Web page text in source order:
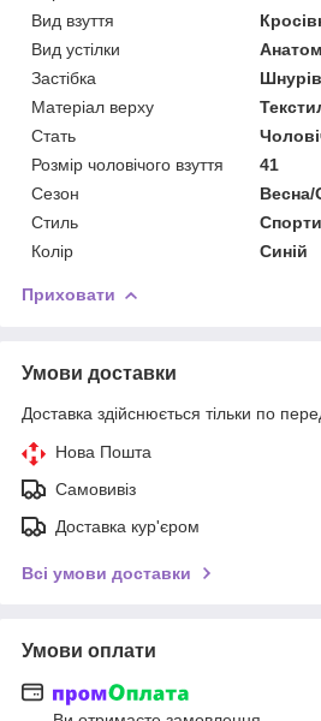
Вид взуття
Вид устілки
Застібка
Матеріал верху
Стать
Розмір чоловічого взуття
41
Сезон
Весна/
Стиль
Колір
Синій
Приховати
Умови доставки
Доставка здійснюється тільки по
Нова Пошта
Самовивіз
Доставка кур'єром
Всі умови доставки
Умови оплати